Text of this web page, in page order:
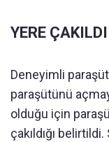
YERE ÇAKILDI
Deneyimli
paraşütünü
olduğu için
çakıldığı